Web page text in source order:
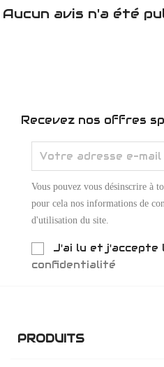
Aucun avis n'a été
Recevez nos offres
Vous pouvez vous désinscrire à
pour cela nos informations de
d'utilisation du site.
J'ai lu et j'accepte
confidentialité
PRODUITS